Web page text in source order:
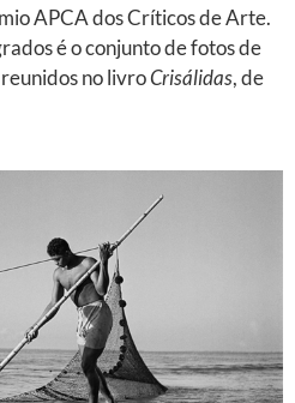
APCA dos Críticos de Arte.
é o conjunto de fotos de
no livroCrisálidas, de